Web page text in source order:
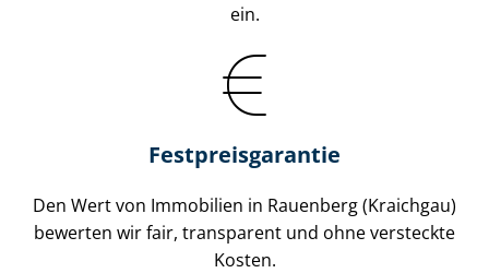
ein.
Festpreis​garantie
Den Wert von Immobilien in Rauenberg (Kraichgau)
bewerten wir fair, transparent und ohne versteckte
Kosten.